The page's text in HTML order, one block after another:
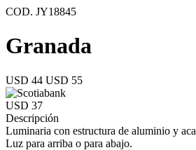
COD. JY18845
Granada
USD 44 USD 55
USD 37
Descripción
Luminaria con estructura de aluminio y
Luz para arriba o para abajo.